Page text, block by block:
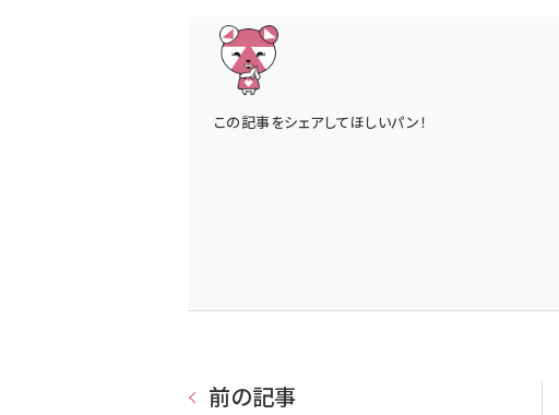
この記事をシェアしてほしいパン！
前の記事